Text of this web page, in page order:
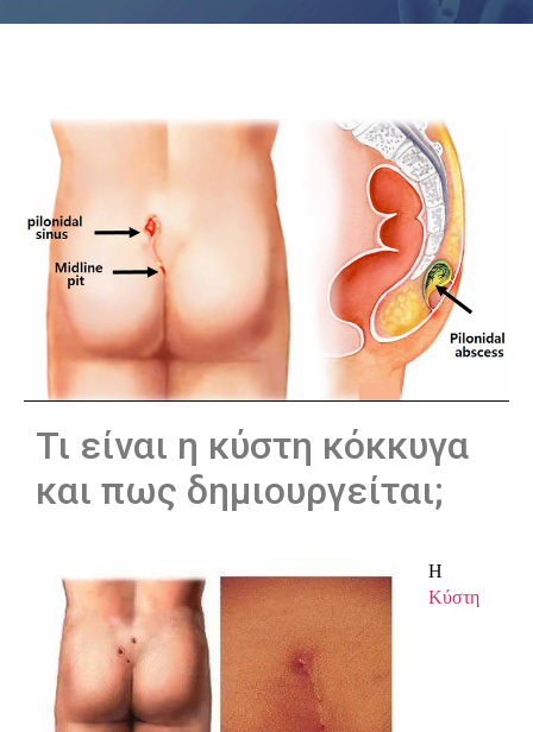
Τι είναι η κύστη κόκκυγα
και πως δημιουργείται;
Η
Κύστη